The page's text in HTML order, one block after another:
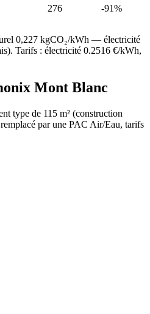
276 -91%
0,227 kgCO₂/kWh — électricité
Tarifs : électricité 0.2516 €/kWh,
Mont Blanc
type de 115 m² (construction
remplacé par une PAC Air/Eau, tarifs